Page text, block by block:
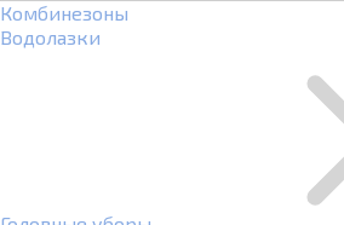
Комбинезоны
Водолазки